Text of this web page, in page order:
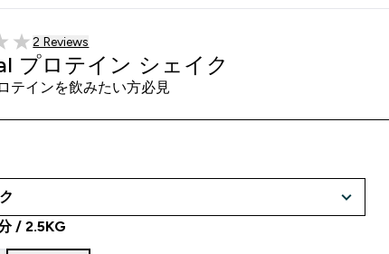
2 ＋件の口コミ
2 Reviews
プロテイン シェイク
テインを飲みたい方必見
/ 2.5KG